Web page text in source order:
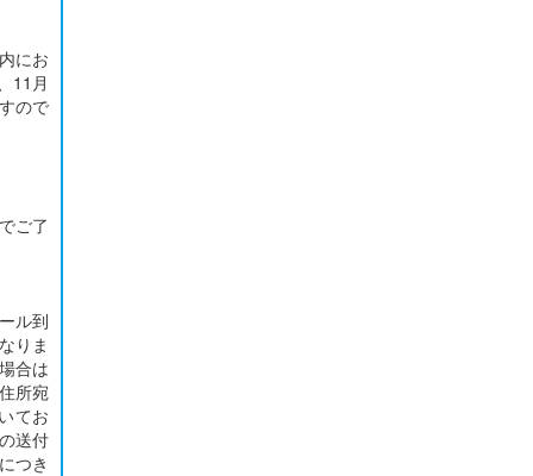
にお
11月
ので
ご了
ル到
りま
合は
所宛
てお
送付
つき